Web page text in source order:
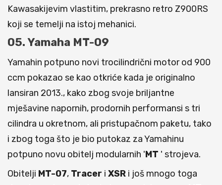
Kawasakijevim vlastitim, prekrasno retro Z900RS
koji se temelji na istoj mehanici.
05. Yamaha MT-09
Yamahin potpuno novi trocilindrični motor od 900
ccm pokazao se kao otkriće kada je originalno
lansiran 2013., kako zbog svoje briljantne
mješavine napornih, prodornih performansi s tri
cilindra u okretnom, ali pristupačnom paketu, tako
i zbog toga što je bio putokaz za Yamahinu
potpuno novu obitelj modularnih 'MT ' strojeva.
Obitelji MT-07, Tracer i XSR i još mnogo toga